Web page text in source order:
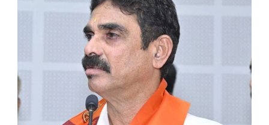
जनतेला
मान्य
नाही;